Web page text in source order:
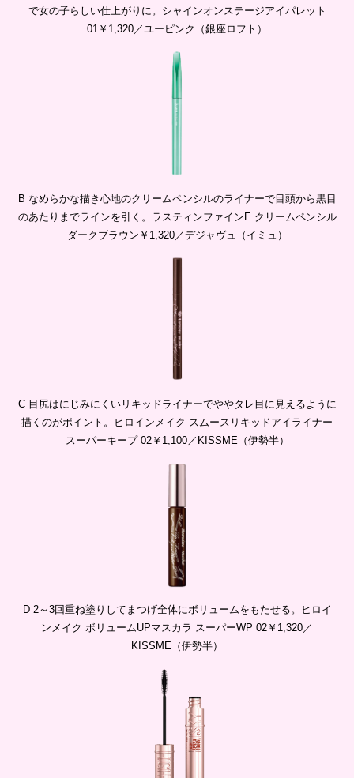
で女の子らしい仕上がりに。シャインオンステージアイパレット
01￥1,320／ユーピンク（銀座ロフト）
B なめらかな描き心地のクリームペンシルのライナーで目頭から黒目
のあたりまでラインを引く。ラスティンファインE クリームペンシル
ダークブラウン￥1,320／デジャヴュ（イミュ）
C 目尻はにじみにくいリキッドライナーでややタレ目に見えるように
描くのがポイント。ヒロインメイク スムースリキッドアイライナー
スーパーキープ 02￥1,100／KISSME（伊勢半）
D 2～3回重ね塗りしてまつげ全体にボリュームをもたせる。ヒロイ
ンメイク ボリュームUPマスカラ スーパーWP 02￥1,320／
KISSME（伊勢半）